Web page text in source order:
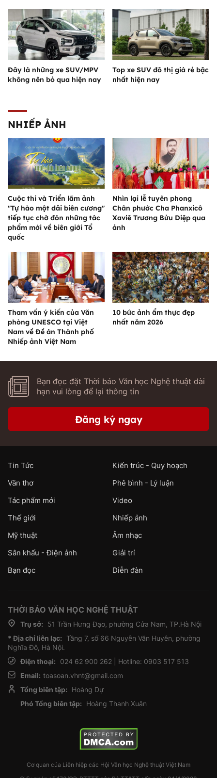
Đây là những xe SUV/MPV
không nên bỏ qua hiện nay
Top xe SUV đô thị giá rẻ bậc
nhất hiện nay
NHIẾP ẢNH
Cuộc thi và Triển lãm ảnh
"Tự hào một dải biên cương"
tiếp tục chờ đón những tác
phẩm mới về biên giới Tổ
quốc
Nhìn lại lễ tuyên phong
Chân phước Cha Phanxicô
Xaviê Trương Bửu Diệp qua
ảnh
Tham vấn ý kiến của Văn
phòng UNESCO tại Việt
Nam về Đề án Thành phố
Nhiếp ảnh Việt Nam
10 bức ảnh ẩm thực đẹp
nhất năm 2026
Bạn đọc đặt Thời báo Văn học Nghệ thuật dài
hạn vui lòng để lại thông tin
Đăng ký ngay
Tin Tức
Kiến trúc - Quy hoạch
Văn thơ
Phê bình - Lý luận
Tác phẩm mới
Video
Thế giới
Nhiếp ảnh
Mỹ thuật
Âm nhạc
Sân khấu - Điện ảnh
Giải trí
Bạn đọc
Diễn đàn
THỜI BÁO VĂN HỌC NGHỆ THUẬT
Trụ sở:
51 Trần Hưng Đạo, phường Cửa Nam, TP.Hà Nội
* Địa chỉ liên lạc: Tầng 7, số 66 Nguyễn Văn Huyên, phường
Nghĩa Đô, Hà Nội.
Điện thoại:
024 62 900 262 | Hotline: 0903 517 513
Email: toasoan.vhnt@gmail.com
Tổng biên tập:
Hoàng Dự
Phó Tổng biên tập:
Hoàng Thanh Xuân
Cơ quan của Liên hiệp các Hội Văn học Nghệ thuật Việt Nam